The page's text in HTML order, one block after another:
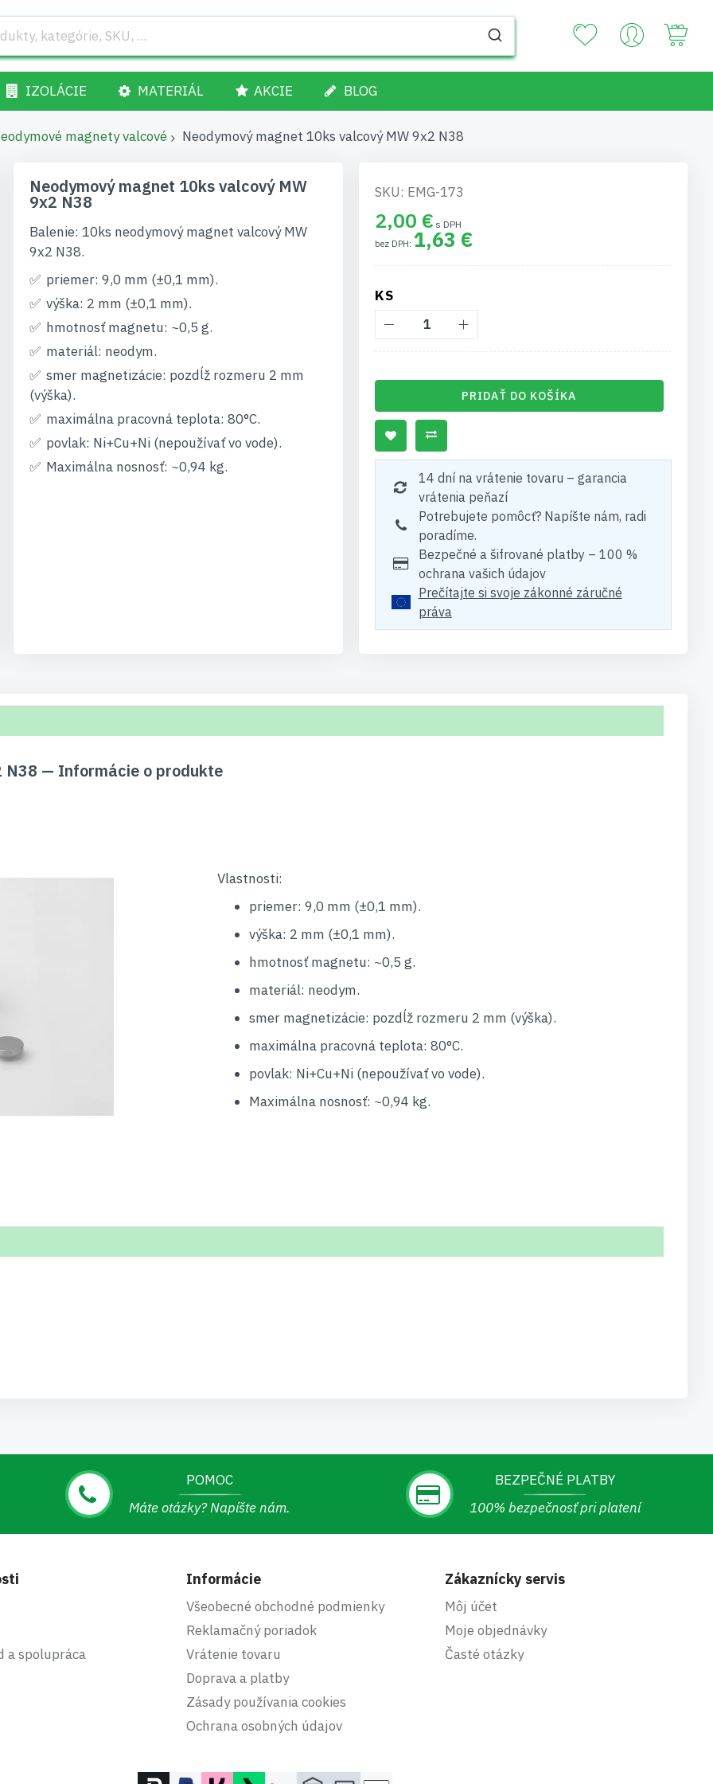
IZOLÁCIE MATERIÁL AKCIE BLOG
magnety valcové Neodymový magnet 10ks valcový MW 9x2 N38
Neodymový magnet 10ks valcový MW
9x2 N38
Balenie: 10ks neodymový magnet valcový MW
9x2 N38.
priemer: 9,0 mm (±0,1 mm).
výška: 2 mm (±0,1 mm).
hmotnosť magnetu: ~0,5 g.
materiál: neodym.
smer magnetizácie: pozdĺž rozmeru 2 mm
(výška).
maximálna pracovná teplota: 80°C.
povlak: Ni+Cu+Ni (nepoužívať vo vode).
Maximálna nosnosť: ~0,94 kg.
SKU: EMG-173
2,00 €
1,63 €
KS
PRIDAŤ DO KOŠÍKA
14 dní na vrátenie tovaru – garancia
vrátenia peňazí
Potrebujete pomôcť? Napíšte nám, radi
poradíme.
Bezpečné a šifrované platby – 100 %
ochrana vašich údajov
Prečítajte si svoje zákonné záručné
práva
N38 — Informácie o produkte
Vlastnosti:
priemer: 9,0 mm (±0,1 mm).
výška: 2 mm (±0,1 mm).
hmotnosť magnetu: ~0,5 g.
materiál: neodym.
smer magnetizácie: pozdĺž rozmeru 2 mm (výška).
maximálna pracovná teplota: 80°C.
povlak: Ni+Cu+Ni (nepoužívať vo vode).
Maximálna nosnosť: ~0,94 kg.
POMOC
Máte otázky? Napíšte nám.
BEZPEČNÉ PLATBY
100% bezpečnosť pri platení
a spolupráca
Informácie
Všeobecné obchodné podmienky
Reklamačný poriadok
Vrátenie tovaru
Doprava a platby
Zásady používania cookies
Ochrana osobných údajov
Zákaznícky servis
Môj účet
Moje objednávky
Časté otázky